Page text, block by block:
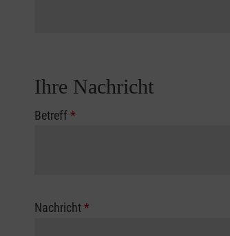
Ihre Nachricht
Betreff*
Nachricht*